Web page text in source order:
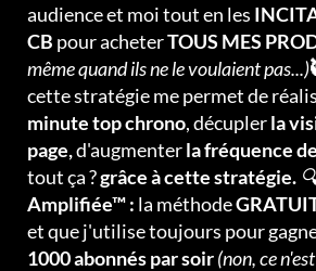
audience et moi tout en les
CB pour acheterTOUS MES
même quand ils ne le voulaient pas...)
cette stratégie me permet de
minute top chrono, décuplerla
page,d'augmenterla fréquence
tout ça ?grâce à cette stratégie.
Amplifiée™ : la méthode
et que j'utilise toujours pour
1000 abonnés par soir(non, ce